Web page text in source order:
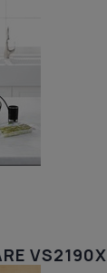
VS2190X